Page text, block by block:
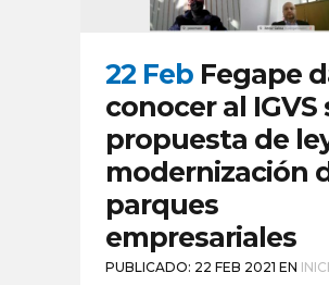
22 Feb Fegape
conocer al IGVS
propuesta de
modernización
parques
empresariales
PUBLICADO: 22 FEB 2021 EN